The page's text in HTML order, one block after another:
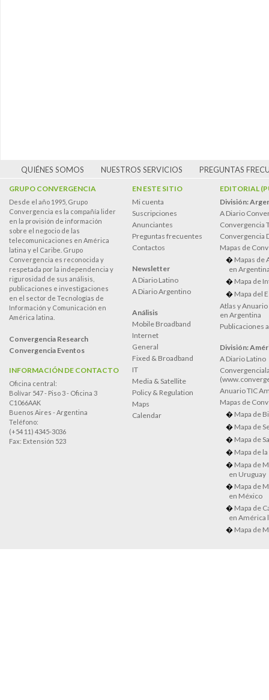
QUIÉNES SOMOS NUESTROS SERVICIOS PREGUNTAS
GRUPO CONVERGENCIA
Desde el año 1995, Grupo
Convergencia es la compañía lider
en la provisión de información
sobre el negocio de las
telecomunicaciones en América
latina y el Caribe. Grupo
Convergencia es reconocida y
respetada por la independencia y
rigurosidad de sus análisis,
publicaciones e investigaciones
en el sector de Tecnologías de
Información y Comunicación en
América latina.
Convergencia Research
Convergencia Eventos
INFORMACIÓN DE CONTACTO
Oficina central:
Bolívar 547 - Piso 3 - Oficina 3
C1066AAK
Buenos Aires - Argentina
Teléfono:
(+54 11) 4345-3036
Fax: Extensión 523
EN ESTE SITIO
Mi cuenta
Suscripciones
Anunciantes
Preguntas frecuentes
Contactos
Newsletter
A Diario Latino
A Diario Argentino
Análisis
Mobile Broadband
Internet
General
Fixed & Broadband
IT
Media & Satellite
Policy & Regulation
Maps
Calendar
EDITORIAL
División:
A Diario
Convergencia
Convergencia
Mapas de
Mapas de
en
Mapa de
Mapa del
Atlas y
en Argentina
Publicaciones
División:
A Diario Latino
Anuario TIC
Mapas de
Mapa de
Mapa de
Mapa de
Mapa de
Mapa de
en Uruguay
Mapa de
en México
Mapa de
en América
Mapa de